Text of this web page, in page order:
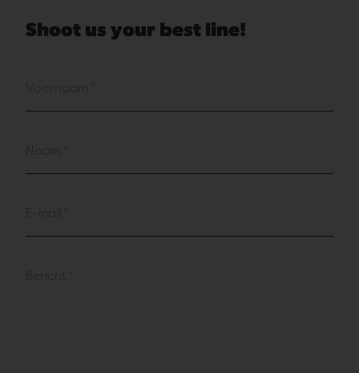
Shoot us your best line!